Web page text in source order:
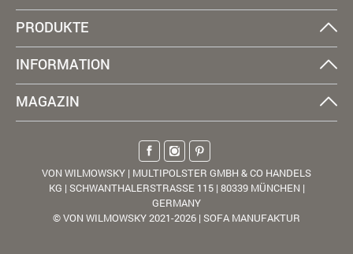
PRODUKTE
INFORMATION
MAGAZIN
VON WILMOWSKY | MULTIPOLSTER GMBH & CO HANDELS
KG | SCHWANTHALERSTRASSE 115 | 80339 MÜNCHEN |
GERMANY
© VON WILMOWSKY 2021-2026 | SOFA MANUFAKTUR